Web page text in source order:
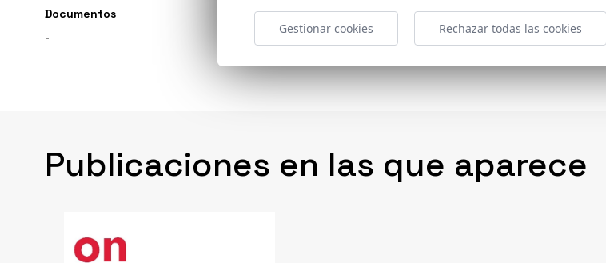
Documentos
-
Enlaces relacionados
-
Publicaciones en las que aparece
Gestionar cookies Rechazar todas las cookies